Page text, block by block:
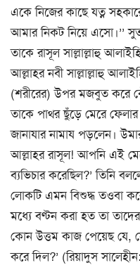
একে নিজের কাছে যত্ন
আমার নিকট নিয়ে এসো।’’
তাকে রাসূল সাল্লাল্লাহু
আল্লাহর নবী সাল্লাল্লাহু
(শরীরের) উপর মজবুত করে
তাকে পাথর ছুঁড়ে মেরে
জানাযার নামায পড়লেন।
আল্লাহর রাসূল! আপনি এই
ব্যভিচার করেছিল?’ তিনি
লোকটি এমন বিশুদ্ধ তওবা
মধ্যে বণ্টন করা হত তা
কোন উত্তম কাজ পেয়েছ যে,
করে দিল?’ (রিয়াদুস